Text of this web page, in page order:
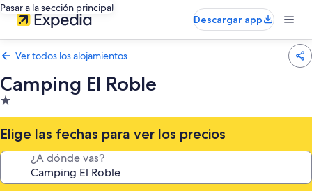
Pasar a la sección principal
Descargar app
Ver todos los alojamientos
Camping El Roble
Alojamiento
de
1.0 estrella
Elige las fechas para ver los precios
¿A dónde vas?